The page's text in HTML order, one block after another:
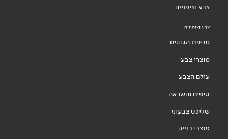
צבע וציפויים
צבע וציפויים
מניפת הגוונים
מוצרי צבע
עולם הצבע
טיפים והשראה
שליכט צבעוני
מוצרי בנייה